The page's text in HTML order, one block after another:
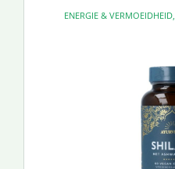
ENERGIE & VERMOEIDHEID,